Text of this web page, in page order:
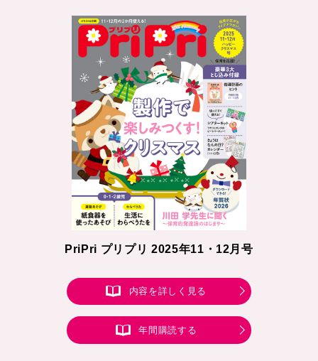
PriPri プリプリ 2025年11・12月号
内容を詳しく見る
年間購読する